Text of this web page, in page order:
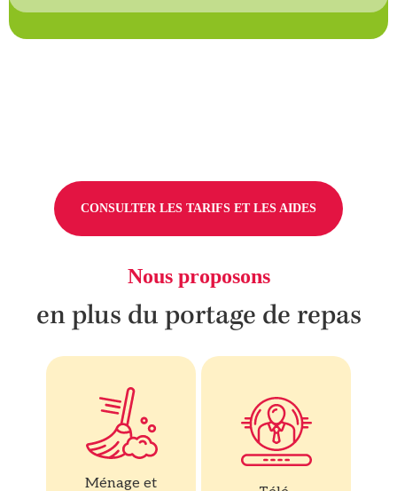
CONSULTER LES TARIFS ET LES AIDES
Nous proposons
en plus du portage de repas
Ménage et